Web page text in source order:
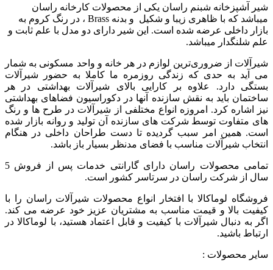
شیر آشپزخانه شبنم راسان یکی از محصولات کارخانه راسان
میباشد که با ظاهری زیبا و شکیل و بدنه Brass ، در رنگ کروم به
بازار داخلی عرضه شده است. این شیر دارای دو مدل با علم ثابت و
علم شلنگدار میباشد.
شیرآلات از ضروری‌ترین لوازم در هر خانه و واحد مسکونی به شمار
می آید به حدی که زندگی روزمره ما کاملا به حضور شیرآلات
بستگی دارد. علاوه بر کارایی بالای شیرآلات بهداشتی در هر
ساختمان باید به نقش سازنده آنها در دکوراسیون فضاهای بهداشتی
نیز اشاره کرد. امروزه انواع مختلفی از شیرآلات در طرح ها و رنگ
های متفاوت توسط شرکت های سازنده آن تولید و روانه بازار شده
است. همین امر سبب گردیده تا دست طراحان داخلی در هنگام
انتخاب شیرآلات مناسب با فضای مدنظر بسیار باز باشد.
تمامی محصولات راسان دارای
گارانتی خدمات پس از فروش 5
سال از شرکت راسان در سرتاسر کشور است.
فروشگاه لوماکالا با افتخار انواع محصولات شیرآلات راسان را با
کیفیت بالا و قیمت مناسب به مشتریان عزیز خود عرضه می کند.
اگر به دنبال شیرآلات با کیفیت و قابل اعتماد هستید، با لوماکالا در
ارتباط باشید.
سایر محصولات :